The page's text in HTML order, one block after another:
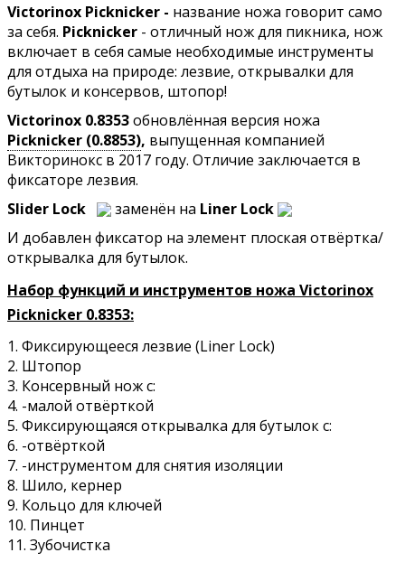
Victorinox Picknicker - название ножа говорит само
за себя. Picknicker - отличный нож для пикника, нож
включает в себя самые необходимые инструменты
для отдыха на природе: лезвие, открывалки для
бутылок и консервов, штопор!
Victorinox 0.8353обновлённая версия ножа
Picknicker (0.8853), выпущенная компанией
Викторинокс в 2017 году. Отличие заключается в
фиксаторе лезвия.
Slider Lock
заменён на Liner Lock
И добавлен фиксатор на элемент плоская отвёртка/
открывалка для бутылок.
Набор функций и инструментов ножа Victorinox
Picknicker 0.8353:
1. Фиксирующееся лезвие (Liner Lock)
2. Штопор
3. Консервный нож с:
4. -малой отвёрткой
5. Фиксирующаяся открывалка для бутылок c:
6. -отвёрткой
7. -инструментом для снятия изоляции
8. Шило, кернер
9. Кольцо для ключей
10. Пинцет
11. Зубочистка